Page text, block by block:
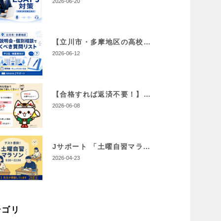
【立川市・多摩地区の高校受験】学校説明会・個別相談で聞くべき質問リスト【私立編】｜中3生・保護者向け
2026-06-12
【合格すれば返済不要！】受験生チャレンジ支援貸付事業(令和8年最新版)
2026-06-08
Jサポート 「土曜自習マラソン」【1学期期末テスト対策】
2026-04-23
リ